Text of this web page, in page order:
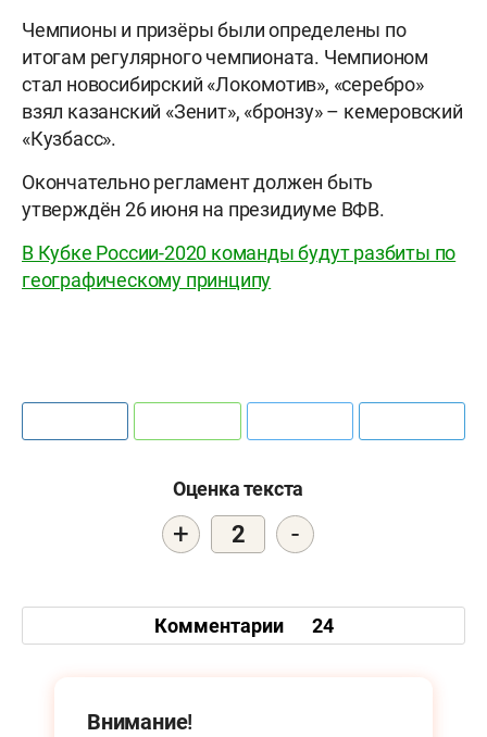
Чемпионы и призёры были определены по
итогам регулярного чемпионата. Чемпионом
стал новосибирский «Локомотив», «серебро»
взял казанский «Зенит», «бронзу» – кемеровский
«Кузбасс».
Окончательно регламент должен быть
утверждён 26 июня на президиуме ВФВ.
В Кубке России-2020 команды будут разбиты по
географическому принципу
Оценка текста
+ 2 -
Комментарии 24
Внимание!